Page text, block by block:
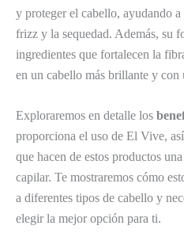
y proteger el cabello, ayudando
frizz y la sequedad. Además, su
ingredientes que fortalecen la
en un cabello más brillante y con
Exploraremos en detalle los
proporciona el uso de El Vive,
que hacen de estos productos
capilar. Te mostraremos cómo
a diferentes tipos de cabello y
elegir la mejor opción para ti.